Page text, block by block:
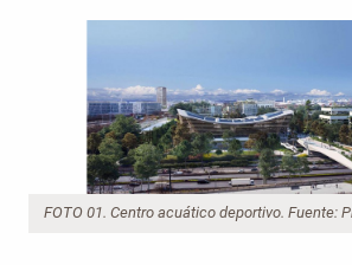
FOTO 01. Centro acuático deportivo. Fuente: